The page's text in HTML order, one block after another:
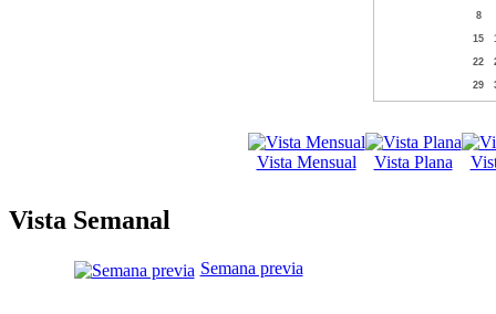
8
15
22
29
Vista Mensual Vista Plana
Vista Semanal
Semana previa